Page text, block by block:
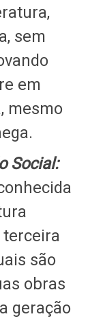
sem
em
mesmo
Social:
terceira
são
obras
geração